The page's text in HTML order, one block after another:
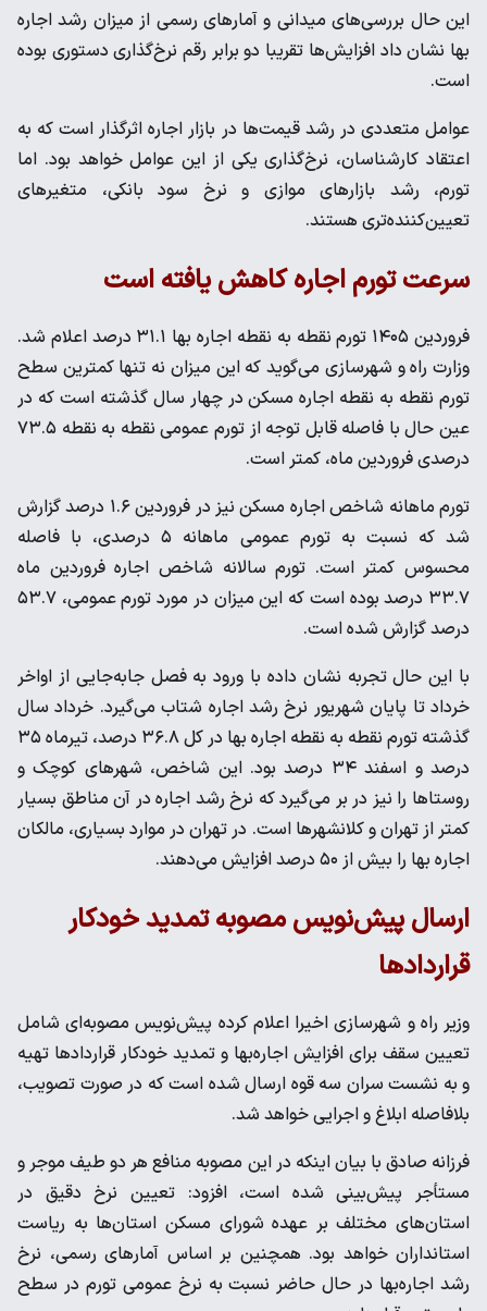
این حال بررسی‌های میدانی و آمارهای رسمی از میزان رشد اجاره
بها نشان داد افزایش‌ها تقریبا دو برابر رقم نرخ‌گذاری دستوری بوده
است.
عوامل متعددی در رشد قیمت‌ها در بازار اجاره اثرگذار است که به
اعتقاد کارشناسان، نرخ‌گذاری یکی از این عوامل خواهد بود. اما
تورم، رشد بازارهای موازی و نرخ سود بانکی، متغیرهای
تعیین‌کننده‌تری هستند.
سرعت تورم اجاره کاهش یافته است
فروردین ۱۴۰۵ تورم نقطه به نقطه اجاره بها ۳۱.۱ درصد اعلام شد.
وزارت راه و شهرسازی می‌گوید که این میزان نه تنها کمترین سطح
تورم نقطه به نقطه اجاره مسکن در چهار سال گذشته است که در
عین حال با فاصله قابل توجه از تورم عمومی نقطه به نقطه ۷۳.۵
درصدی فروردین ماه، کمتر است.
تورم ماهانه شاخص اجاره مسکن نیز در فروردین ۱.۶ درصد گزارش
شد که نسبت به تورم عمومی ماهانه ۵ درصدی، با فاصله
محسوس کمتر است. تورم سالانه شاخص اجاره فروردین ماه
۳۳.۷ درصد بوده است که این میزان در مورد تورم عمومی، ۵۳.۷
درصد گزارش شده است.
با این حال تجربه نشان داده با ورود به فصل جابه‌جایی از اواخر
خرداد تا پایان شهریور نرخ رشد اجاره شتاب می‌گیرد. خرداد سال
گذشته تورم نقطه به نقطه اجاره بها در کل ۳۶.۸ درصد، تیرماه ۳۵
درصد و اسفند ۳۴ درصد بود. این شاخص، شهرهای کوچک و
روستاها را نیز در بر می‌گیرد که نرخ رشد اجاره در آن مناطق بسیار
کمتر از تهران و کلانشهرها است. در تهران در موارد بسیاری، مالکان
اجاره بها را بیش از ۵۰ درصد افزایش می‌دهند.
ارسال پیش‌نویس مصوبه تمدید خودکار
قراردادها
وزیر راه و شهرسازی اخیرا اعلام کرده پیش‌نویس مصوبه‌ای شامل
تعیین سقف برای افزایش اجاره‌بها و تمدید خودکار قراردادها تهیه
و به نشست سران سه قوه ارسال شده است که در صورت تصویب،
بلافاصله ابلاغ و اجرایی خواهد شد.
فرزانه صادق با بیان اینکه در این مصوبه منافع هر دو طیف موجر و
مستأجر پیش‌بینی شده است، افزود: تعیین نرخ دقیق در
استان‌های مختلف بر عهده شورای مسکن استان‌ها به ریاست
استانداران خواهد بود. همچنین بر اساس آمارهای رسمی، نرخ
رشد اجاره‌بها در حال حاضر نسبت به نرخ عمومی تورم در سطح